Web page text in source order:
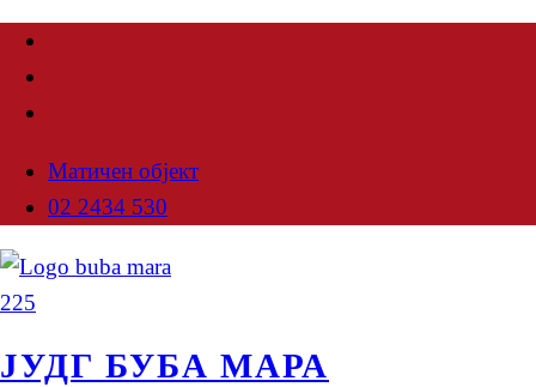
Матичен објект
02 2434 530
ЈУДГ БУБА МАРА